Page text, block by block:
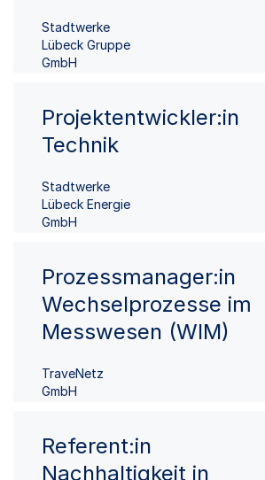
Stadtwerke
Lübeck Gruppe
GmbH
Projektentwickler:in
Technik
Stadtwerke
Lübeck Energie
GmbH
Prozessmanager:in
Wechselprozesse im
Messwesen (WIM)
TraveNetz
GmbH
Referent:in
Nachhaltigkeit in